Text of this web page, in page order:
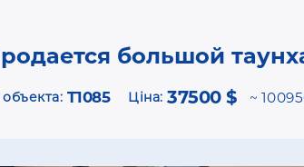
большой
T1085 Ціна:37500 $